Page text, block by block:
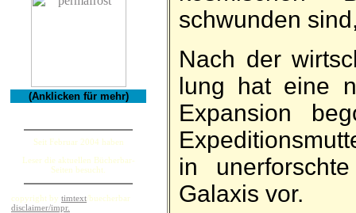
(Anklicken für mehr)
Seit Februar 2004 haben
Leser die aktuellen Bücherbar-
Seiten besucht.
copyright by timtext/buecherbar
disclaimer/impr.
schwunden
Nach der
lung hat eine
Ex­pan­sion
in
Ga­laxis vor.